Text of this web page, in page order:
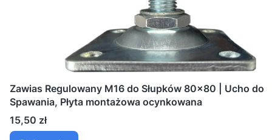
Zawias Regulowany M16 do Słupków 80x80 | Ucho do
Spawania, Płyta montażowa ocynkowana
Cena
15,50 zł